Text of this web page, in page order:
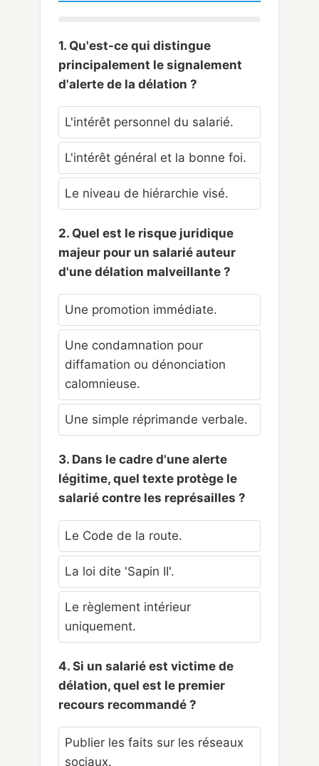
1. Qu'est-ce qui distingue
principalement le signalement
d'alerte de la délation ?
L'intérêt personnel du salarié.
L'intérêt général et la bonne foi.
Le niveau de hiérarchie visé.
2. Quel est le risque juridique
majeur pour un salarié auteur
d'une délation malveillante ?
Une promotion immédiate.
Une condamnation pour
diffamation ou dénonciation
calomnieuse.
Une simple réprimande verbale.
3. Dans le cadre d'une alerte
légitime, quel texte protège le
salarié contre les représailles ?
Le Code de la route.
La loi dite 'Sapin II'.
Le règlement intérieur
uniquement.
4. Si un salarié est victime de
délation, quel est le premier
recours recommandé ?
Publier les faits sur les réseaux
sociaux.